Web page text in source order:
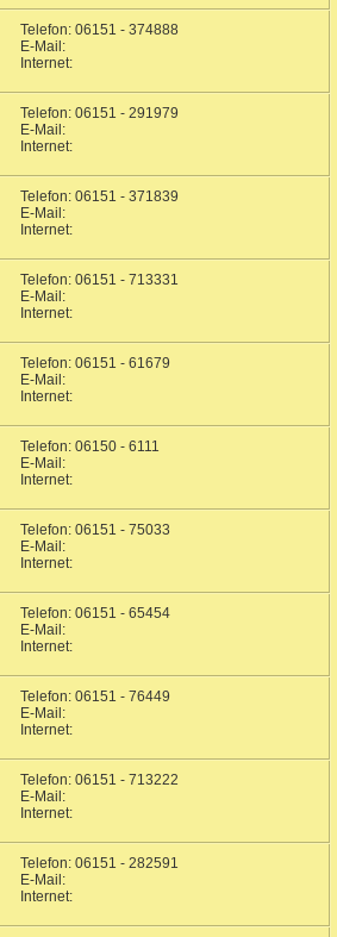
Telefon: 06151 - 374888
E-Mail:
Internet:
Telefon: 06151 - 291979
E-Mail:
Internet:
Telefon: 06151 - 371839
E-Mail:
Internet:
Telefon: 06151 - 713331
E-Mail:
Internet:
Telefon: 06151 - 61679
E-Mail:
Internet:
Telefon: 06150 - 6111
E-Mail:
Internet:
Telefon: 06151 - 75033
E-Mail:
Internet:
Telefon: 06151 - 65454
E-Mail:
Internet:
Telefon: 06151 - 76449
E-Mail:
Internet:
Telefon: 06151 - 713222
E-Mail:
Internet:
Telefon: 06151 - 282591
E-Mail:
Internet: